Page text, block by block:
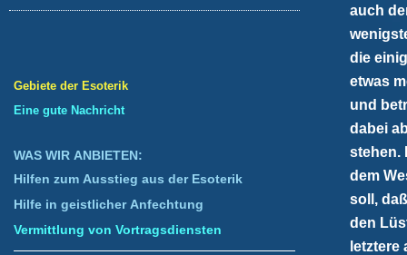
auch
die
etwas
und
dabei
stehen.
dem
soll,
den
letztere
Gebiete der Esoterik
Eine gute Nachricht
WAS WIR ANBIETEN:
Hilfen zum Ausstieg aus der Esoterik
Hilfe in geistlicher Anfechtung
Vermittlung von Vortragsdiensten